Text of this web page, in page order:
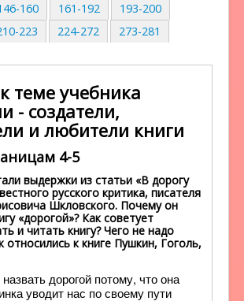
160
161-192
193-200
223 224-272
273-281
теме учебника
- создатели,
и любители книги
4-5
выдержки из статьи «В дорогу
русского критика, писателя
Шкловского. Почему он
«дорогой»? Как советует
и читать книгу? Чего не надо
относились к книге Пушкин, Гоголь,
дорогой потому, что она
уводит нас по своему пути